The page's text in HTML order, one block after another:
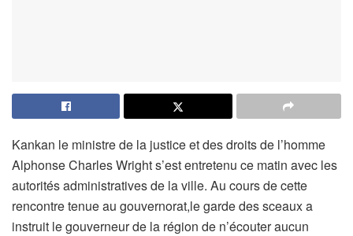
Kankan le ministre de la justice et des droits de l’homme
Alphonse Charles Wright s’est entretenu ce matin avec les
autorités administratives de la ville. Au cours de cette
rencontre tenue au gouvernorat,le garde des sceaux a
instruit le gouverneur de la région de n’écouter aucun